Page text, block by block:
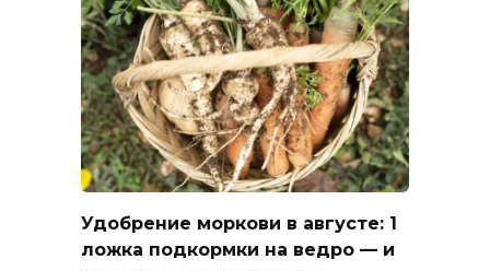
Удобрение моркови в августе: 1
ложка подкормки на ведро — и